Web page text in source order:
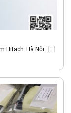
Hitachi Hà Nội : [...]